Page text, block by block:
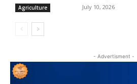
Agriculture July 10, 2026
- Advertisment -